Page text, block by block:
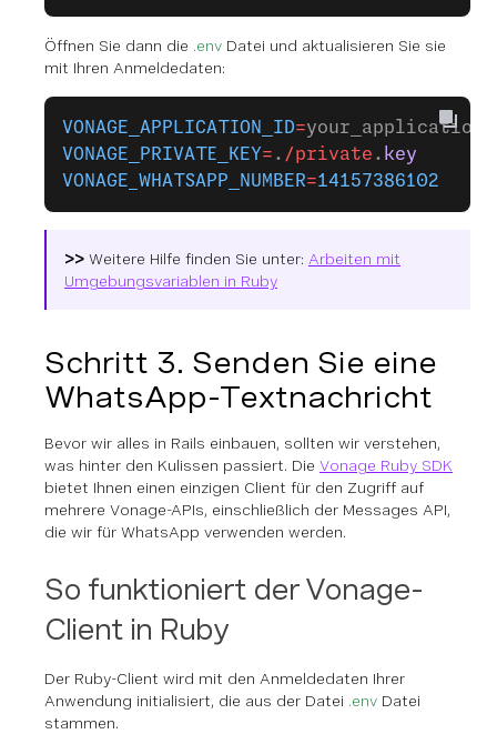
Öffnen Sie dann die .env Datei und aktualisieren Sie sie
mit Ihren Anmeldedaten:
VONAGE_APPLICATION_ID=
VONAGE_PRIVATE_KEY= . /private . key
VONAGE_WHATSAPP_NUMBER=14157386102
>> Weitere Hilfe finden Sie unter: Arbeiten mit
Umgebungsvariablen in Ruby
Schritt 3. Senden Sie eine
WhatsApp-Textnachricht
Bevor wir alles in Rails einbauen, sollten wir verstehen,
was hinter den Kulissen passiert. Die Vonage Ruby SDK
bietet Ihnen einen einzigen Client für den Zugriff auf
mehrere Vonage-APIs, einschließlich der Messages API,
die wir für WhatsApp verwenden werden.
So funktioniert der Vonage-
Client in Ruby
Der Ruby-Client wird mit den Anmeldedaten Ihrer
Anwendung initialisiert, die aus der Datei .env Datei
stammen.